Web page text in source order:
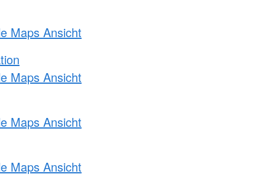
Maps Ansicht
Maps Ansicht
Maps Ansicht
Maps Ansicht